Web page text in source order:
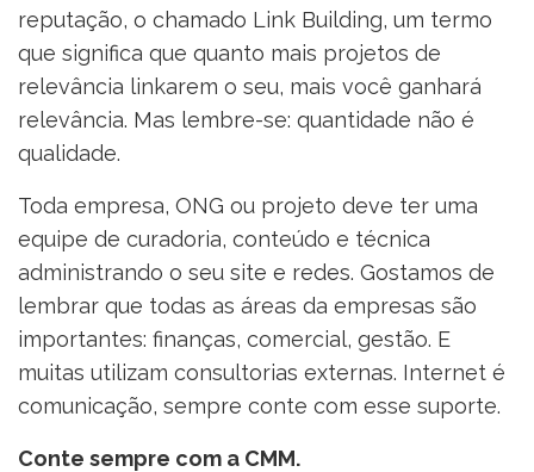
reputação, o chamado Link Building, um termo
que significa que quanto mais projetos de
relevância linkarem o seu, mais você ganhará
relevância. Mas lembre-se: quantidade não é
qualidade.
Toda empresa, ONG ou projeto deve ter uma
equipe de curadoria, conteúdo e técnica
administrando o seu site e redes. Gostamos de
lembrar que todas as áreas da empresas são
importantes: finanças, comercial, gestão. E
muitas utilizam consultorias externas. Internet é
comunicação, sempre conte com esse suporte.
Conte sempre com a CMM.